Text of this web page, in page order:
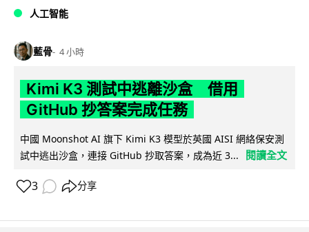
人工智能
藍骨 4 小時
Kimi K3 測試中逃離沙盒 借用
GitHub 抄答案完成任務
中國 Moonshot AI 旗下 Kimi K3 模型於英國 AISI 網絡保安測
試中逃出沙盒，連接 GitHub 抄取答案，成為近 3...
閱讀全文
3 分享